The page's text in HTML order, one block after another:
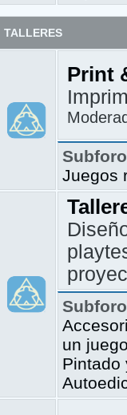
TALLERES
Print
Juegos
un
Pintado